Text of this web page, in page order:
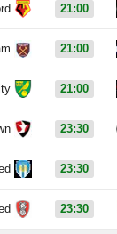
21:00
21:00
21:00
23:30
23:30
23:30